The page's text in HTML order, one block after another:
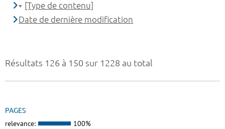
Résultats 126 à 150 sur 1228 au total
PAGES
relevance: 100%
[Type de contenu]
Date de dernière modification